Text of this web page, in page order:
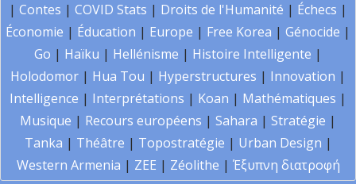
| Contes | COVID Stats | Droits de l'Humanité | Échecs |
Économie | Éducation | Europe | Free Korea | Génocide |
Go | Haïku | Hellénisme | Histoire Intelligente |
Holodomor | Hua Tou | Hyperstructures | Innovation |
Intelligence | Interprétations | Koan | Mathématiques |
Musique | Recours européens | Sahara | Stratégie |
Tanka | Théâtre | Topostratégie | Urban Design |
Western Armenia | ZEE | Zéolithe | Έξυπνη διατροφή